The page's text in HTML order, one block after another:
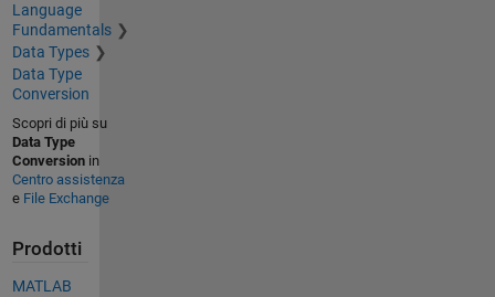
Language
Fundamentals
Data Types
Data Type
Conversion
Scopri di più su
Data Type
Conversionin
Centro assistenza
e File Exchange
Prodotti
MATLAB